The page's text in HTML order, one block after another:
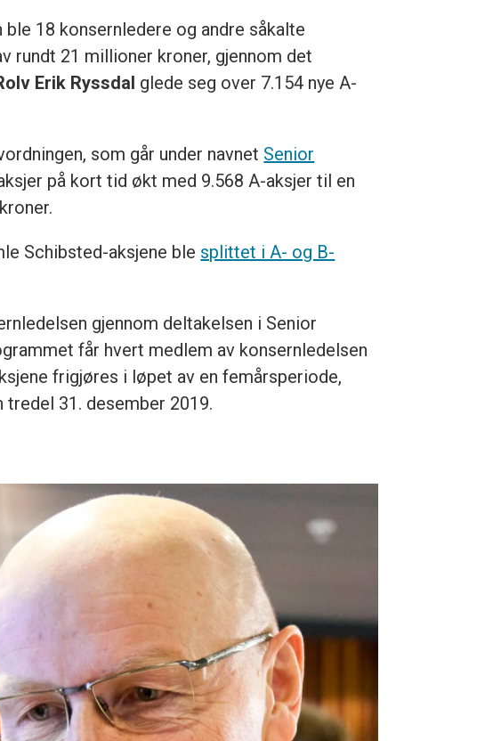
18 konsernledere og andre såkalte
rundt 21 millioner kroner, gjennom det
Erik Ryssdal glede seg over 7.154 nye A-
som går under navnet Senior
på kort tid økt med 9.568 A-aksjer til en
Schibsted-aksjene ble splittet i A- og B-
gjennom deltakelsen i Senior
får hvert medlem av konsernledelsen
frigjøres i løpet av en femårsperiode,
31. desember 2019.